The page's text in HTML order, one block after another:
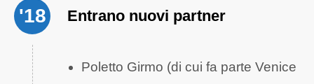
'18 Entrano nuovi partner
Poletto Girmo (di cui fa parte Venice